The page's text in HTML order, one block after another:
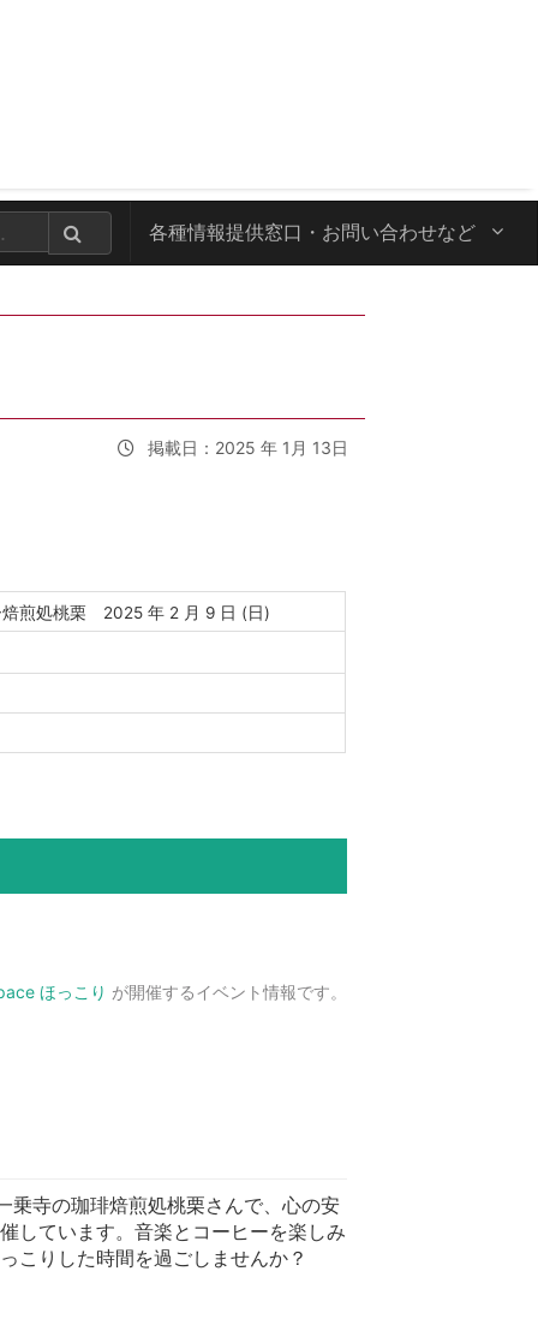
各種情報提供窓口・ お問い合わせなど
掲載日：2025 年 1月 13日
焙煎処桃栗 2025 年 2 月 9 日 (日)
ほっこり が開催するイベント情報です。
寺の珈琲焙煎処桃栗さんで、心の安
しています。音楽とコーヒーを楽しみ
こりした時間を過ごしませんか？